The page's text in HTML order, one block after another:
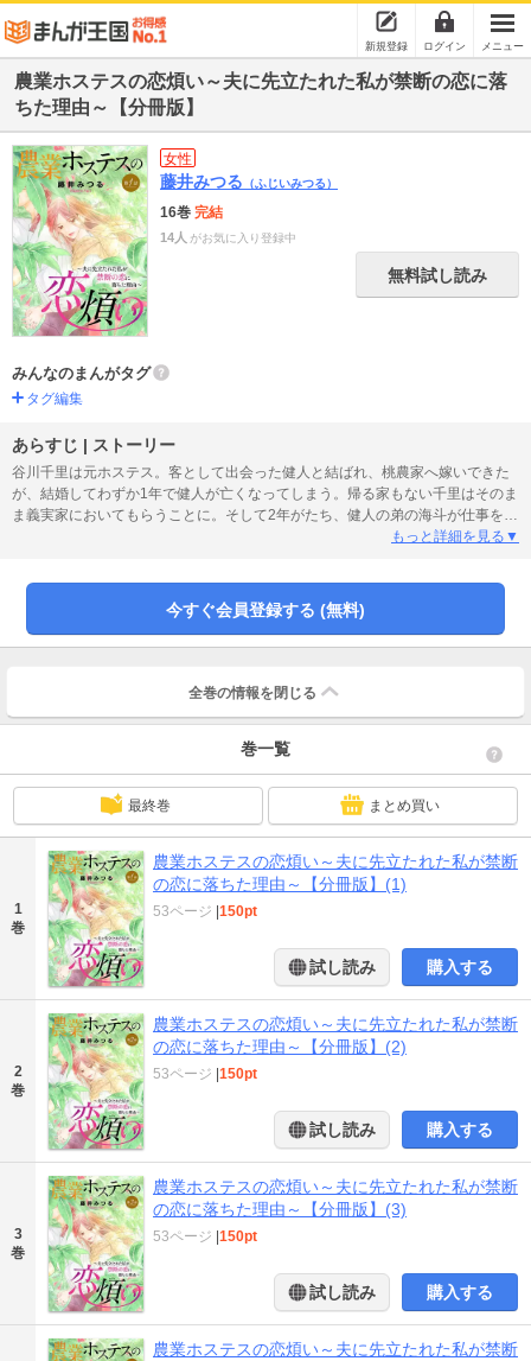
新規登録 ログイン メニュー
農業ホステスの恋煩い～夫に先立たれた私が禁断の恋に落
ちた理由～【分冊版】
女性
藤井みつる （ふじいみつる）
16巻 完結
14人 がお気に入り登録中
無料試し読み
みんなのまんがタグ
タグ編集
あらすじ | ストーリー
谷川千里は元ホステス。客として出会った健人と結ばれ、桃農家へ嫁いできた
が、結婚してわずか1年で健人が亡くなってしまう。帰る家もない千里はそのま
ま義実家においてもらうことに。そして2年がたち、健人の弟の海斗が仕事を辞
めて帰ってきて…!? 亡くなった夫ひとすじだった千里が禁断の恋に落ちた理
もっと詳細を見る▼
今すぐ会員登録する (無料)
全巻の情報を 閉じる
巻一覧
最終巻 まとめ買い
1
巻
農業ホステスの恋煩い～夫に先立たれた私が禁断
の恋に落ちた理由～【分冊版】(1)
53ページ 150pt
試し読み 購入する
2
巻
農業ホステスの恋煩い～夫に先立たれた私が禁断
の恋に落ちた理由～【分冊版】(2)
53ページ 150pt
試し読み 購入する
3
巻
農業ホステスの恋煩い～夫に先立たれた私が禁断
の恋に落ちた理由～【分冊版】(3)
53ページ 150pt
試し読み 購入する
農業ホステスの恋煩い～夫に先立たれた私が禁断